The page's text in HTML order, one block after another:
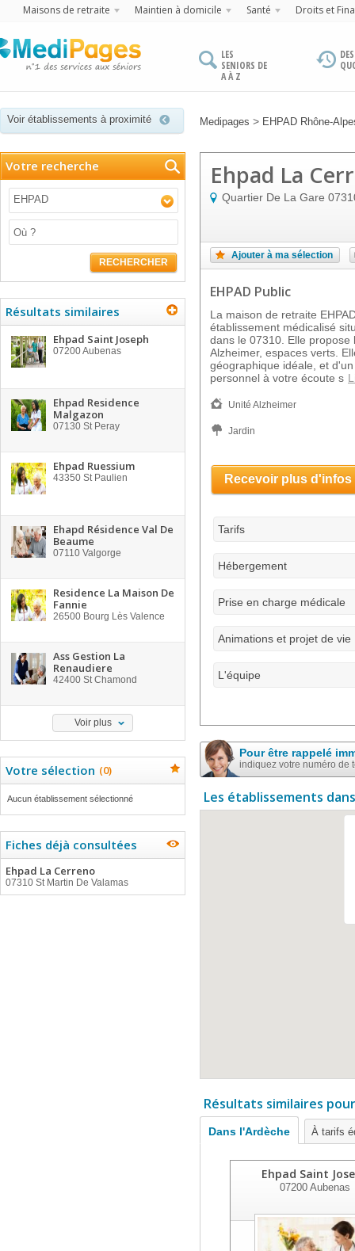
Maisons de retraite Maintien à domicile Santé Droits et
LES
SENIORS DE
A À Z
Voir établissements à proximité Medipages > EHPAD Rhône-
Votre recherche
EHPAD
RECHERCHER
Résultats similaires
Ehpad Saint Joseph
07200Aubenas
Ehpad Residence
Malgazon
07130 St Peray
Ehpad Ruessium
43350 St Paulien
Ehapd Résidence Val De
Beaume
07110 Valgorge
Residence La Maison De
Fannie
26500 Bourg Lès Valence
Ass Gestion La
Renaudiere
42400 St Chamond
Voir plus
Votre sélection (0)
Aucun établissement sélectionné
Fiches déjà consultées
Ehpad La Cerreno
07310 St Martin De Valamas
Ehpad La
Quartier De La Gare
Ajouter à ma sélection
EHPAD Public
La maison de retraite
établissement médicalisé
dans le 07310. Elle
Alzheimer, espaces verts.
géographique idéale, et
personnel à votre écoute s
Unité Alzheimer
Jardin
Recevoir plus d'infos
Tarifs
Hébergement
Prise en charge médicale
Animations et projet de vie
L'équipe
Pour être rappelé
indiquez votre numéro de
Les établissements
Résultats similaires
Dans l'Ardèche À tarifs
Ehpad Saint
07200 Aubenas